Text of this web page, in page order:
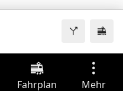
Fahrplan Mehr